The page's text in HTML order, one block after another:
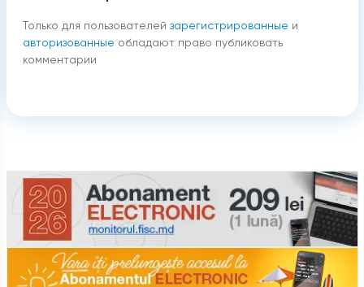
Только для пользователей зарегистрированные и
авторизованные обладают право публиковать
комментарии